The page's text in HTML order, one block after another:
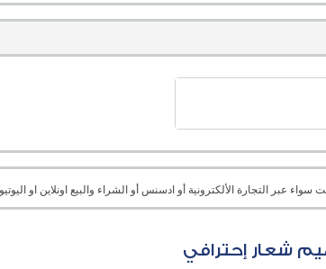
عبر التجارة الألكترونية أو ادسنس أو الشراء والبيع اونلاين او
شعار إحترافي